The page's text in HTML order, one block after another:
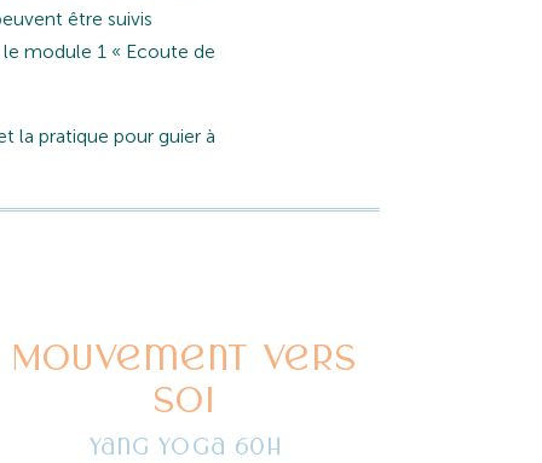
être suivis
module 1 « Ecoute de
la pratique pour guier à
Mouvement vers
soi
Yang yoga 60h